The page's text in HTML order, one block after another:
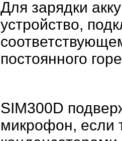
Для зарядки
устройство,
постоянного
SIM300D
микрофон, если